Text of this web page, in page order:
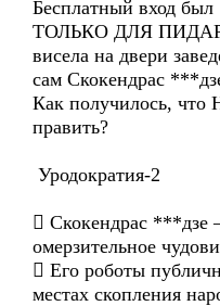
Бесплатный вход был
ТОЛЬКО ДЛЯ
висела на двери
сам Скокендрас
Как получилось, что
править?
Уродократия-2
 Скокендрас ***дзе
омерзительное
 Его роботы
местах скопления